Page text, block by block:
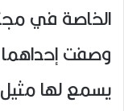
وصفت إحداهما
يسمع لها